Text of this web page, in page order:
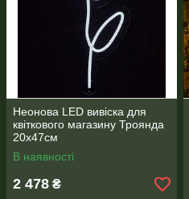
Неонова LED вивіска для
квіткового магазину Троянда
20х47см
В наявності
2 478 ₴